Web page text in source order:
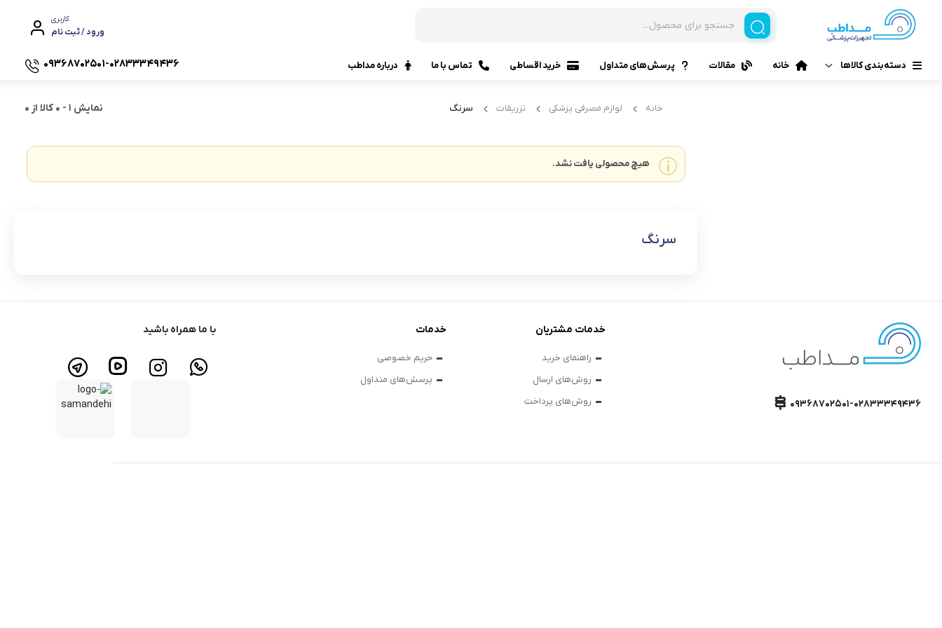
کاربری
ورود / ثبت نام
دسته‌بندی کالاها خانه مقالات پرسش‌های متداول خرید اقساطی تماس با ما درباره مداطب ۰۹۳۶۸۷۰۲۵۰۱-۰۲۸۳۳۳۴۹۴۳۶
خانه لوازم مصرفی پزشکی تزریقات سرنگ نمایش 1
-
0 کالا از 0
هیچ محصولی یافت نشد.
سرنگ
۰۹۳۶۸۷۰۲۵۰۱-۰۲۸۳۳۳۴۹۴۳۶
خدمات مشتریان
راهنمای خرید
روش‌های ارسال
روش‌های پرداخت
خدمات
حریم خصوصی
پرسش‌های متداول
با ما همراه باشید